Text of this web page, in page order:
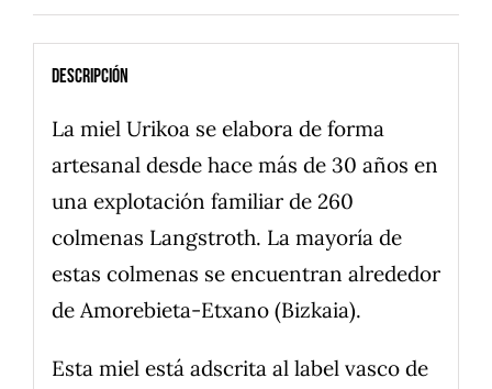
Descripción
La miel Urikoa se elabora de forma
artesanal desde hace más de 30 años en
una explotación familiar de 260
colmenas Langstroth. La mayoría de
estas colmenas se encuentran alrededor
de Amorebieta-Etxano (Bizkaia).
Esta miel está adscrita al label vasco de